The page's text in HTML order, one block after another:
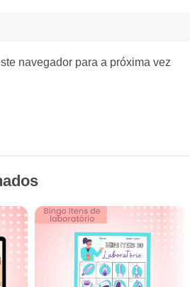
navegador para a próxima vez